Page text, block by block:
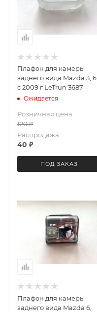
Плафон для камеры
заднего вида Mazda 3, 6
с 2009 г LeTrun 3687
Ожидается
Розничная цена
120₽
Распродажа
40 ₽
ПОД ЗАКАЗ
Плафон для камеры
заднего вида Mazda 6,